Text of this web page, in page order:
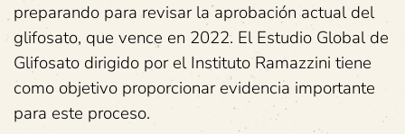
preparando para revisar la aprobación actual del
glifosato, que vence en 2022. El Estudio Global de
Glifosato dirigido por el Instituto Ramazzini tiene
como objetivo proporcionar evidencia importante
para este proceso.